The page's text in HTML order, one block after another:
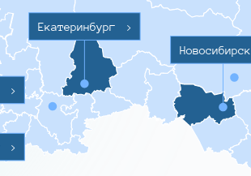
>
>
Екатеринбург
>
Новосибирск